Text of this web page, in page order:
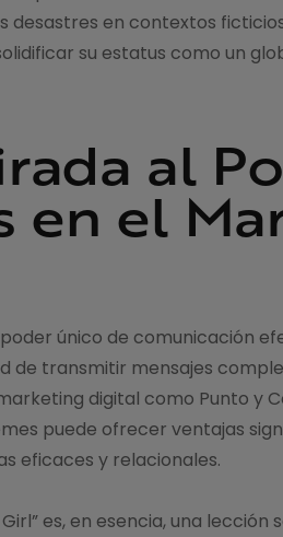
desastres en contextos
su estatus como un
al
en el
único de comunicación
de transmitir mensajes
digital como Punto y
puede ofrecer ventajas
eficaces y relacionales.
es, en esencia, una